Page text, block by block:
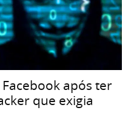
após ter
que exigia